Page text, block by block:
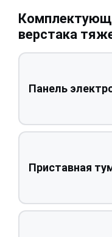
Комплектующие модули для
верстака
Панель
Приставная